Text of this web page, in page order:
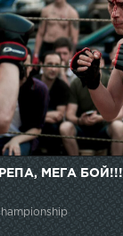
МЕГА БОЙ!!!